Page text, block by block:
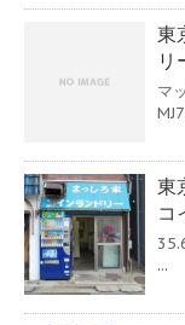
東
リ
マ
東
コ
...